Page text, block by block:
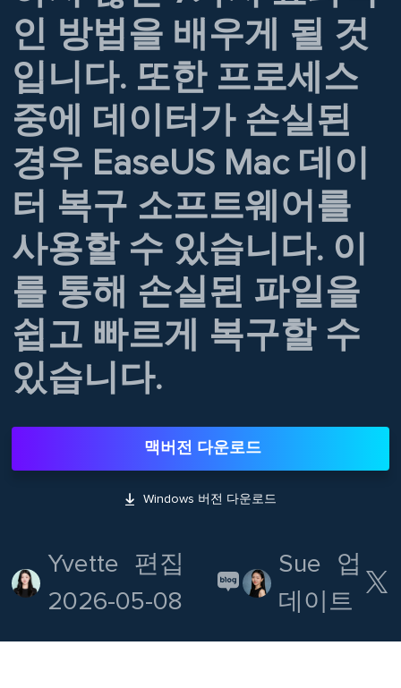
인 방법을 배우게 될 것
입니다. 또한 프로세스
중에 데이터가 손실된
경우 EaseUS Mac 데이
터 복구 소프트웨어를
사용할 수 있습니다. 이
를 통해 손실된 파일을
쉽고 빠르게 복구할 수
있습니다.
맥버전 다운로드
 Windows 버전 다운로드
Yvette
편집
2026-05-08
Sue
업
데이트
